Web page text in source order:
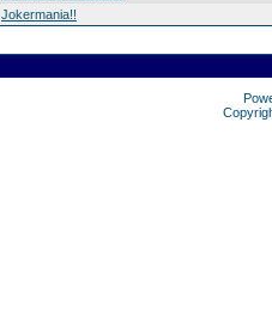
Jokermania!!